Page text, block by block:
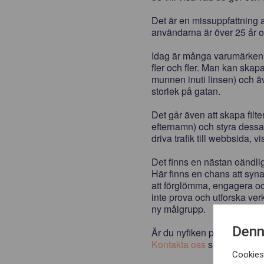
Det är en missuppfattning
användarna är över 25 år
Idag är många
fler och fler. Man kan
munnen inuti linsen) och
storlek på gatan.
Det går även att skapa
efternamn) och styra
driva trafik till webbsida,
Det finns en nästan
Här finns en chans att
att förglömma, engagera
inte prova och utforska
ny målgrupp.
Är du nyfiken på att veta
Kontakta oss så hjälper vi